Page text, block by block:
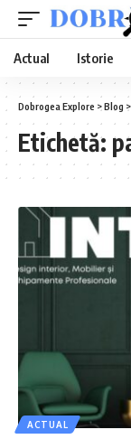
Actual Istorie
Dobrogea Explore >Blog >
Etichetă:
ACTUAL